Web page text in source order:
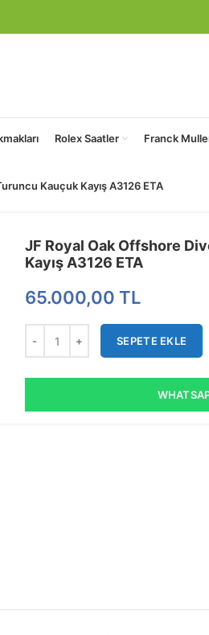
Rolex Saatler Franck
Kauçuk Kayış A3126 ETA
JF Royal Oak Offshore
Kayış A3126 ETA
65.000,00 TL
SEPETE EKLE